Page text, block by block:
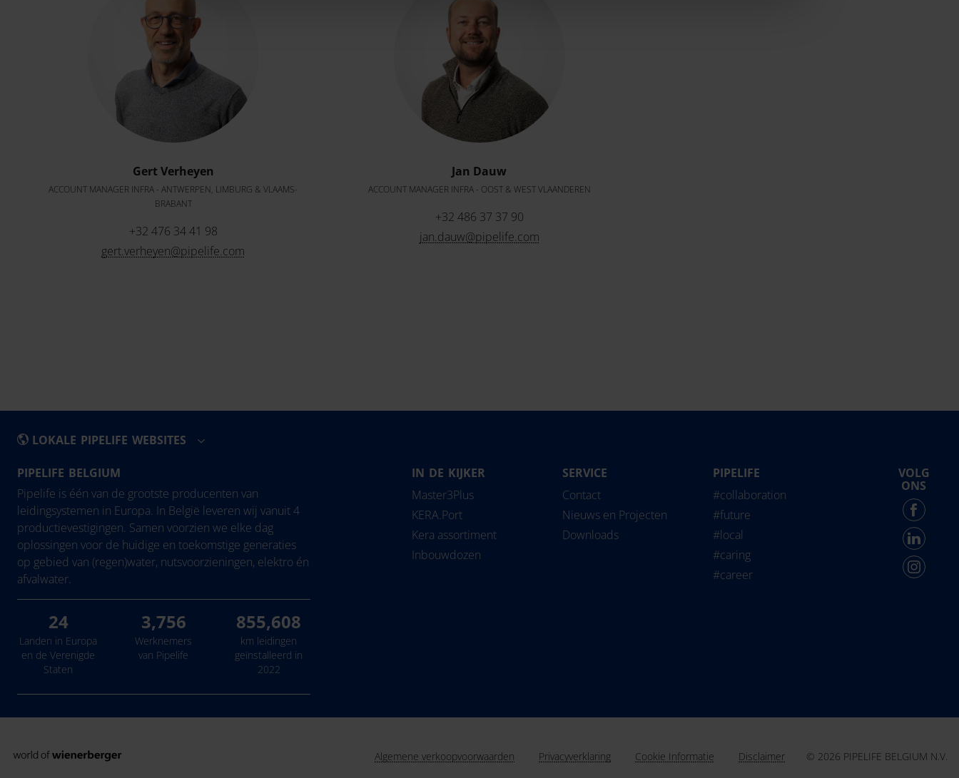
Gert Verheyen
ACCOUNT MANAGER INFRA - ANTWERPEN, LIMBURG & VLAAMS-
BRABANT
+32 476 34 41 98
gert.verheyen@pipelife.com
Jan Dauw
ACCOUNT MANAGER INFRA - OOST & WEST VLAANDEREN
+32 486 37 37 90
jan.dauw@pipelife.com
LOKALE PIPELIFE WEBSITES
België - Nederlands
Belgique - Français
Bosna i Hercegovina
България
Česká Republika
Danmark
Deutschland
Hrvatska
Ireland
Latvija
Srbija
Suomi
SoluForce - English
PIPELIFE BELGIUM
Pipelife is één van de grootste producenten van
leidingsystemen in Europa. In België leveren wij vanuit 4
productievestigingen. Samen voorzien we elke dag
oplossingen voor de huidige en toekomstige generaties
op gebied van (regen)water, nutsvoorzieningen, elektro én
afvalwater.
24
Landen in Europa
en de Verenigde
Staten
3,756
Werknemers
van Pipelife
855,608
km leidingen
geïnstalleerd in
2022
IN DE KIJKER
Master3Plus
KERA.Port
Kera assortiment
Inbouwdozen
SERVICE
Contact
Nieuws en Projecten
Downloads
PIPELIFE
#collaboration
#future
#local
#caring
#career
VOLG
ONS
Algemene verkoopvoorwaarden Privacyverklaring Cookie Informatie Disclaimer © 2026 PIPELIFE BELGIUM N.V.